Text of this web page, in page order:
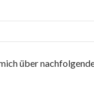
über